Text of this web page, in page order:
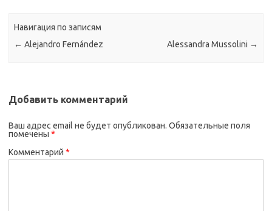
Навигация по записям
← Alejandro Fernández Alessandra Mussolini →
Добавить комментарий
Ваш адрес email не будет опубликован. Обязательные поля
помечены *
Комментарий *